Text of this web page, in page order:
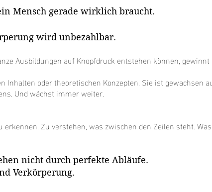
Mensch gerade wirklich braucht.
wird unbezahlbar.
Ausbildungen auf Knopfdruck entstehen können,
oder theoretischen Konzepten. Sie ist gewachsen
Und wächst immer weiter.
erkennen. Zu verstehen, was zwischen den Zeilen steht.
nicht durch perfekte Abläufe.
Verkörperung.